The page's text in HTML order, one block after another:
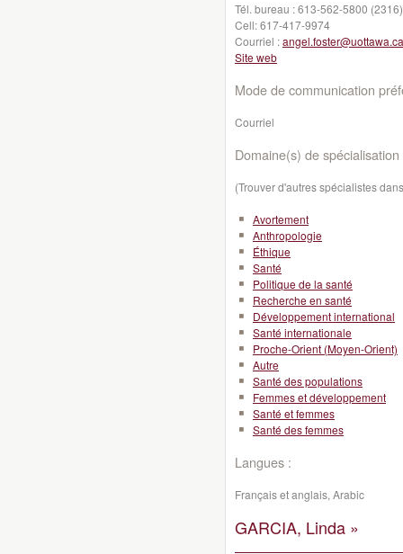
Tél. bureau :613-562-5800 (2316)
Cell:617-417-9974
Courriel :angel.foster@uottawa.ca
Site web
Mode de communication
Courriel
Domaine(s) de spécialisation
(Trouver d'autres spécialistes
Avortement
Anthropologie
Éthique
Santé
Politique de la santé
Recherche en santé
Développement international
Santé internationale
Proche-Orient (Moyen-Orient)
Autre
Santé des populations
Femmes et développement
Santé et femmes
Santé des femmes
Langues :
Français et anglais, Arabic
GARCIA, Linda »